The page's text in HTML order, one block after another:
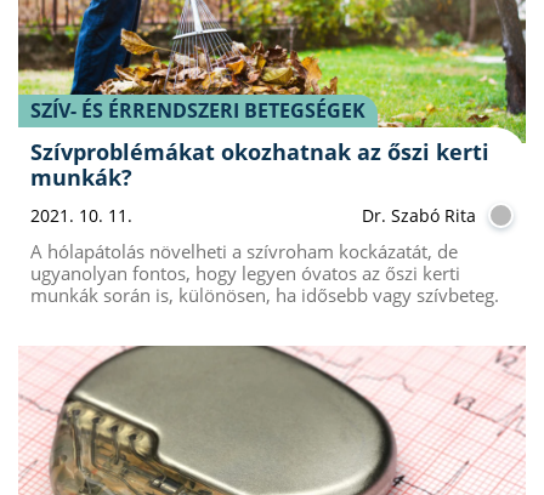
SZÍV- ÉS ÉRRENDSZERI BETEGSÉGEK
Szívproblémákat okozhatnak az őszi kerti
munkák?
2021. 10. 11. Dr. Szabó Rita
A hólapátolás növelheti a szívroham kockázatát, de
ugyanolyan fontos, hogy legyen óvatos az őszi kerti
munkák során is, különösen, ha idősebb vagy szívbeteg.